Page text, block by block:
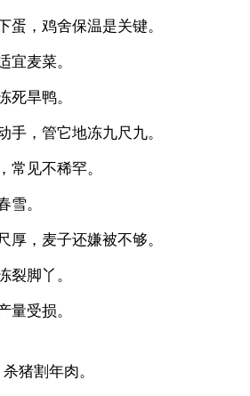
蛋，鸡舍保温是关键。
宜麦菜。
死旱鸭。
手，管它地冻九尺九。
常见不稀罕。
雪。
厚，麦子还嫌被不够。
裂脚丫。
量受损。
猪割年肉。